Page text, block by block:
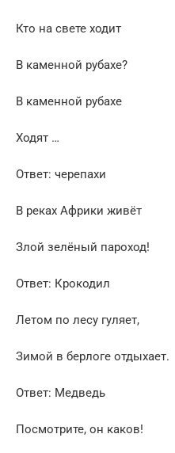
Кто на свете ходит
В каменной рубахе?
В каменной рубахе
Ходят …
Ответ: черепахи
В реках Африки живёт
Злой зелёный пароход!
Ответ: Крокодил
Летом по лесу гуляет,
Зимой в берлоге отдыхает.
Ответ: Медведь
Посмотрите, он каков!